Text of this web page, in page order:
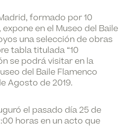
formado por 10
en el Museo del Baile
una selección de obras
tabla titulada “10
se podrá visitar en la
del Baile Flamenco
Agosto de 2019.
el pasado día 25 de
horas en un acto que